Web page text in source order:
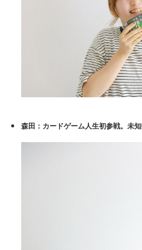
森田 ：カードゲーム人生初参戦。未